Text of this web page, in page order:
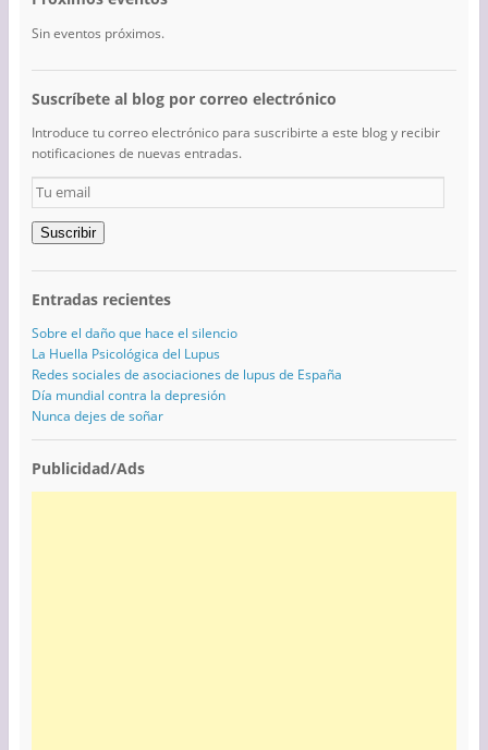
Sin eventos próximos.
Suscríbete al blog por correo electrónico
Introduce tu correo electrónico para suscribirte a este blog y recibir
notificaciones de nuevas entradas.
Tu
email
Suscribir
Entradas recientes
Sobre el daño que hace el silencio
La Huella Psicológica del Lupus
Redes sociales de asociaciones de lupus de España
Día mundial contra la depresión
Nunca dejes de soñar
Publicidad/Ads